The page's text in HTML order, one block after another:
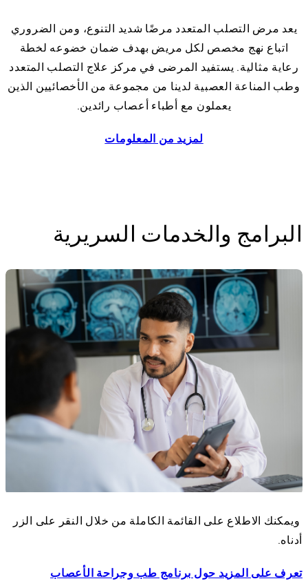
يعد مرض التصلب المتعدد مرضًا شديد التنوع، ومن الضروري
اتباع نهج مخصص لكل مريض بهدف ضمان خضوعه لخطة
رعاية مثالية. يستفيد المرضى في مركز علاج التصلب المتعدد
وطب المناعة العصبية لدينا من مجموعة من الأخصائيين الذين
يعملون مع أطباء أعصاب رائدين.
لمزيد من المعلومات
البرامج والخدمات السريرية
ويمكنك الاطلاع على القائمة الكاملة من خلال النقر على الزر
أدناه.
تعرف على المزيد حول برنامج طب وجراحة الأعصاب